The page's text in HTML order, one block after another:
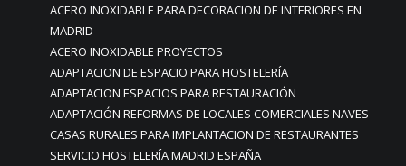
ACERO INOXIDABLE PARA DECORACION DE INTERIORES EN
MADRID
ACERO INOXIDABLE PROYECTOS
ADAPTACION DE ESPACIO PARA HOSTELERÍA
ADAPTACION ESPACIOS PARA RESTAURACIÓN
ADAPTACIÓN REFORMAS DE LOCALES COMERCIALES NAVES
CASAS RURALES PARA IMPLANTACION DE RESTAURANTES
SERVICIO HOSTELERÍA MADRID ESPAÑA